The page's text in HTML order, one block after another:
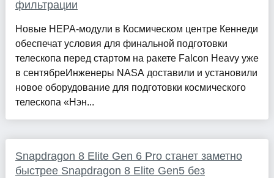
фильтрации
Новые HEPA-модули в Космическом центре Кеннеди
обеспечат условия для финальной подготовки
телескопа перед стартом на ракете Falcon Heavy уже
в сентябреИнженеры NASA доставили и установили
новое оборудование для подготовки космического
телескопа «Нэн...
Snapdragon 8 Elite Gen 6 Pro станет заметно
быстрее Snapdragon 8 Elite Gen5 без